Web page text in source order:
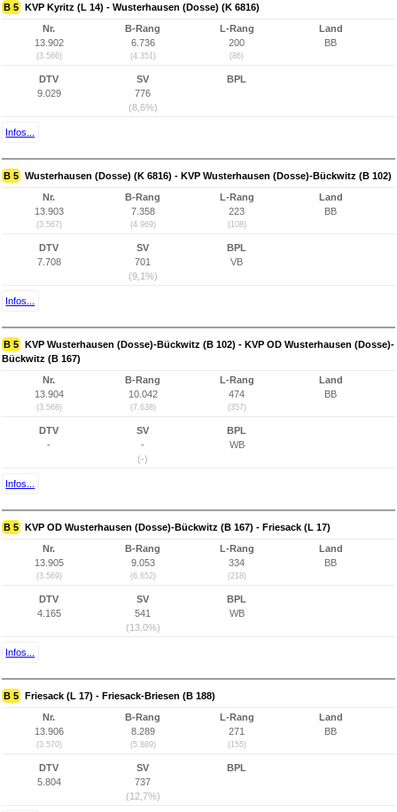
B 5 KVP Kyritz (L 14) - Wusterhausen (Dosse) (K 6816)
Nr.
13.902
(3.566)
B-Rang
6.736
(4.351)
L-Rang
200
(86)
Land
BB
DTV
9.029
SV
776
(8,6%)
BPL
Infos...
B 5 Wusterhausen (Dosse) (K 6816) - KVP Wusterhausen (Dosse)-Bückwitz (B 102)
Nr.
13.903
(3.567)
B-Rang
7.358
(4.969)
L-Rang
223
(108)
Land
BB
DTV
7.708
SV
701
(9,1%)
BPL
VB
Infos...
B 5 KVP Wusterhausen (Dosse)-Bückwitz (B 102) - KVP OD Wusterhausen (Dosse)-
Bückwitz (B 167)
Nr.
13.904
(3.568)
B-Rang
10.042
(7.638)
L-Rang
474
(357)
Land
BB
DTV
-
SV
-
(-)
BPL
WB
Infos...
B 5 KVP OD Wusterhausen (Dosse)-Bückwitz (B 167) - Friesack (L 17)
Nr.
13.905
(3.569)
B-Rang
9.053
(6.652)
L-Rang
334
(218)
Land
BB
DTV
4.165
SV
541
(13,0%)
BPL
WB
Infos...
B 5 Friesack (L 17) - Friesack-Briesen (B 188)
Nr.
13.906
(3.570)
B-Rang
8.289
(5.889)
L-Rang
271
(155)
Land
BB
DTV
5.804
SV
737
(12,7%)
BPL